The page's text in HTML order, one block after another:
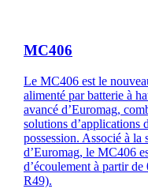
MC406
Le MC406 est le
alimenté par batterie à
avancé d’Euromag,
solutions d’applications
possession. Associé à
d’Euromag, le MC406
d’écoulement à partir
R49).